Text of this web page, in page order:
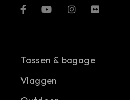
Tassen & bagage
Vlaggen